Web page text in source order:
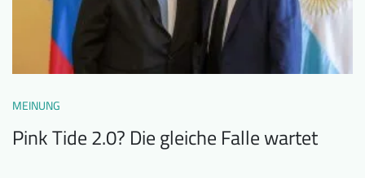
MEINUNG
Pink Tide 2.0? Die gleiche Falle wartet